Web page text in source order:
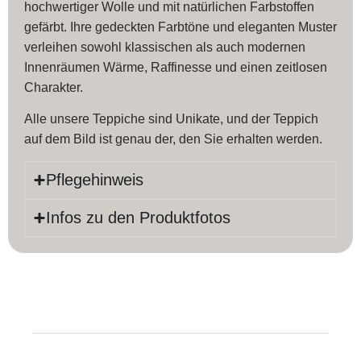
hochwertiger Wolle und mit natürlichen Farbstoffen
gefärbt. Ihre gedeckten Farbtöne und eleganten Muster
verleihen sowohl klassischen als auch modernen
Innenräumen Wärme, Raffinesse und einen zeitlosen
Charakter.
Alle unsere Teppiche sind Unikate, und der Teppich
auf dem Bild ist genau der, den Sie erhalten werden.
Pflegehinweis
Infos zu den Produktfotos
Länge:252 cm Farbe:Schwarz